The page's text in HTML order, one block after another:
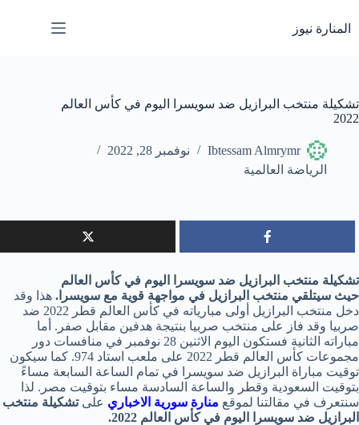
إلى
المحتوى
المنارة نيوز
تشكيلة منتخب البرازيل ضد سويسرا اليوم في كأس العالم
2022
Ibtessam Almrymr
نوفمبر 28, 2022
الرياضة العالمية
تشكيلة منتخب البرازيل ضد سويسرا اليوم في كأس العالم
حيث سيتلقي منتخب البرازيل في مواجهة قوية مع سويسرا. هذا وقد
دخل منتخب البرازيل أولى مبارياته في كأس العالم قطر 2022 ضد
صربيا وقد فاز على منتخب صربيا بنتيجة هدفين مقابل صفر. أما
مباراته الثانية فستكون اليوم الاثنين 28 نوفمبر في منافسات دور
مجموعات كأس العالم قطر 2022 على ملعب استاد 974. كما سيكون
توقيت مباراة البرازيل ضد سويسرا في تمام الساعة السابعة مساءً
بتوقيت السعودية وقطر والساعة السادسة مساء بتوقيت مصر. لذا
سنتعرف في مقالتنا لموقع منارة سورية الاخباري علىتشكيلة منتخب
البرازيل ضد سويسرا اليوم في كأس العالم 2022.